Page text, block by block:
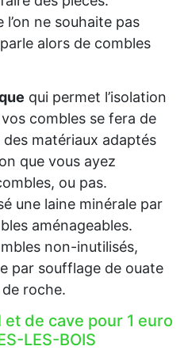
ne souhaite pas
alors de combles
qui permet l’isolation
combles se fera de
matériaux adaptés
que vous ayez
ou pas.
une laine minérale par
aménageables.
non-inutilisés,
par soufflage de ouate
roche.
de cave pour 1 euro
LES-BOIS